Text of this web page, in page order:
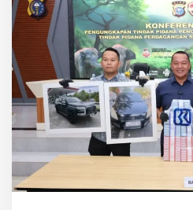
a
r
i
P
e
r
d
a
g
a
n
a